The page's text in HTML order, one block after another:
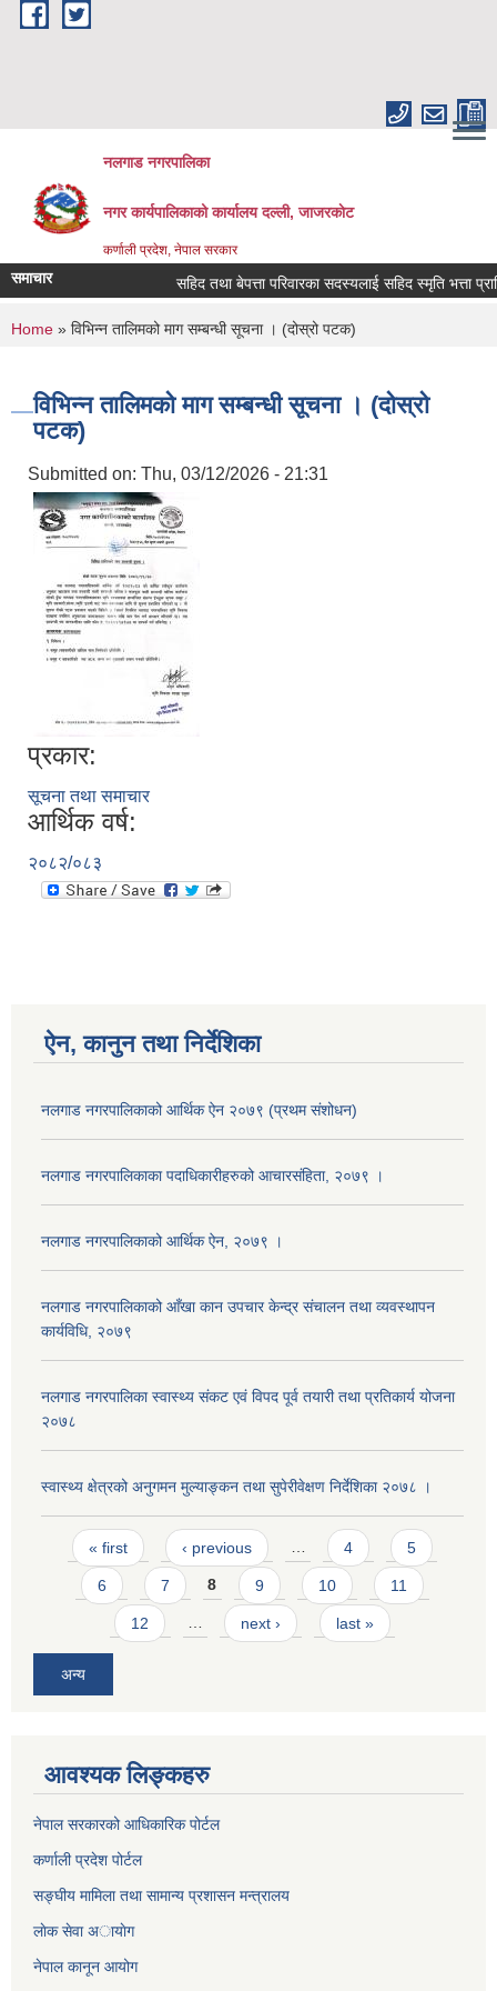
Skip to main content
नलगाड नगरपालिका
नगर कार्यपालिकाको कार्यालय दल्ली, जाजरकाेट
कर्णाली प्रदेश, नेपाल सरकार
समाचार सहिद तथा बेपत्ता परिवारका सदस्यलाई सहिद स्मृति भत्ता
You are here
Home » विभिन्न तालिमको माग सम्बन्धी सूचना । (दोस्रो पटक)
विभिन्न तालिमको माग सम्बन्धी सूचना । (दोस्रो
पटक)
Submitted on: Thu, 03/12/2026 - 21:31
प्रकार:
सूचना तथा समाचार
आर्थिक वर्ष:
२०८२/०८३
ऐन, कानुन तथा निर्देशिका
नलगाड नगरपालिकाको आर्थिक ऐन २०७९ (प्रथम संशोधन)
नलगाड नगरपालिकाका पदाधिकारीहरुको आचारसंहिता, २०७९ ।
नलगाड नगरपालिकाको आर्थिक ऐन, २०७९ ।
नलगाड नगरपालिकाको आँखा कान उपचार केन्द्र संचालन तथा व्यवस्थापन
कार्यविधि, २०७९
नलगाड नगरपालिका स्वास्थ्य संकट एवं विपद पूर्व तयारी तथा प्रतिकार्य योजना
२०७८
स्वास्थ्य क्षेत्रको अनुगमन मुल्याङ्कन तथा सुपेरीवेक्षण निर्देशिका २०७८ ।
Pages
« first ‹ previous … 4 5
6 7 8 9 10 11
12 … next › last »
अन्य
आवश्यक लिङ्कहरु
नेपाल सरकारको आधिकारिक पोर्टल
कर्णाली प्रदेश पोर्टल
सङ्घीय मामिला तथा सामान्य प्रशासन मन्त्रालय
लाेक सेवा अायाेग
नेपाल कानून आयोग